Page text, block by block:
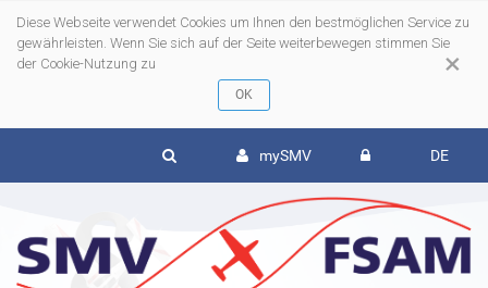
×
Diese Webseite verwendet Cookies um Ihnen den bestmöglichen Service zu
gewährleisten. Wenn Sie sich auf der Seite weiterbewegen stimmen Sie
der Cookie-Nutzung zu
mySMV DE